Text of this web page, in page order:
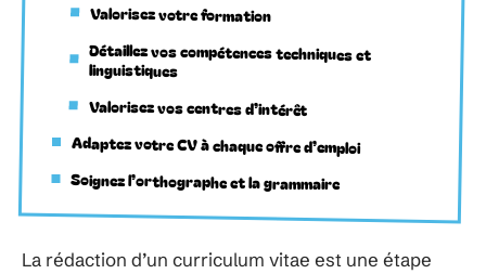
Valorisez votre formation
Détaillez vos compétences techniques et
linguistiques
Valorisez vos centres d’intérêt
Adaptez votre CV à chaque offre d’emploi
Soignez l’orthographe et la grammaire
La rédaction d’un curriculum vitae est une étape